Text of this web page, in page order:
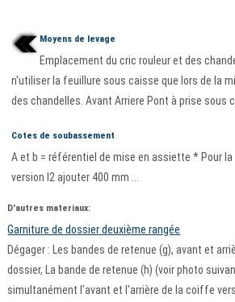
Moyens de levage
Emplacement du cric rouleur et des
n'utiliser la feuillure sous caisse que lors de la
des chandelles. Avant Arriere Pont à prise sous
Cotes de soubassement
A et b = référentiel de mise en assiette * Pour la
version l2 ajouter 400 mm ...
D'autres materiaux:
Garniture de dossier deuxième rangée
Dégager : Les bandes de retenue (g), avant et
dossier, La bande de retenue (h) (voir photo
simultanément l'avant et l'arrière de la coiffe